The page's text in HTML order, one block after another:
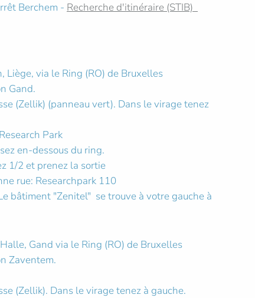
Berchem - Recherche d'itinéraire (STIB)
Liège, via le Ring (RO) de Bruxelles
Gand.
(Zellik) (panneau vert). Dans le virage tenez
Park
en-dessous du ring.
1/2 et prenez la sortie
rue: Researchpark 110
bâtiment "Zenitel" se trouve à votre gauche à
Gand via le Ring (RO) de Bruxelles
Zaventem.
(Zellik). Dans le virage tenez à gauche.